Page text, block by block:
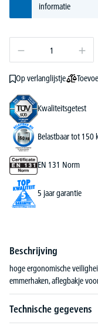
informatie
Op verlanglijstje
Kwaliteitsgetest
Belastbaar tot 150
EN 131 Norm
5 jaar garantie
Beschrijving
hoge ergonomische
emmerhaken, aflegbakje
Technische gegevens